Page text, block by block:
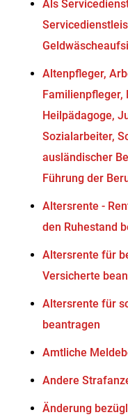
Als
Altenpfleger,
Familienpfleger,
Heilpädagoge,
Sozialarbeiter,
ausländischer
Führung der
Altersrente -
den Ruhestand
Altersrente für
Versicherte
Altersrente für
beantragen
Amtliche
Andere
Änderung